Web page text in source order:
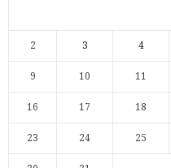
2 3 4
9 10 11
16 17 18
23 24 25